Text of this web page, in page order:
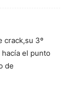
crack,su 3º
el punto
de